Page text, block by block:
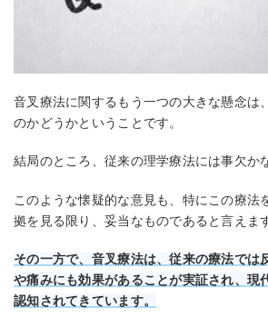
音叉療法に関するもう一つの大きな懸念は
のかどうかということです。
結局のところ、従来の理学療法には事欠か
このような懐疑的な意見も、特にこの療法
拠を見る限り、妥当なものであると言えま
その一方で、音叉療法は、従来の療法では
や痛みにも効果があることが実証され、現
認知されてきています。